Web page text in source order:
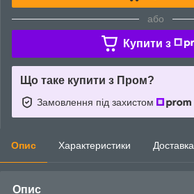
або
Купити з
Що таке купити з Пром?
Замовлення під захистом
Опис Характеристики Доставка
Опис